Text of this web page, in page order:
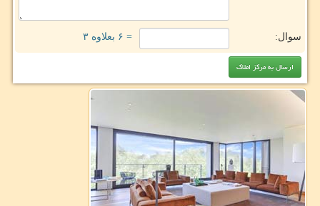
سوال: = ۶ بعلاوه ۳